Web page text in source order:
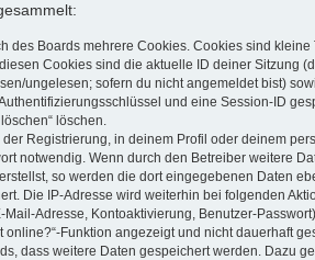
des Boards mehrere Cookies. Cookies sind
Cookies sind die aktuelle ID deiner Sitzung
ungelesen; sofern du nicht angemeldet bist)
und eine Session-ID
löschen.
Registrierung, in deinem Profil oder deinem
notwendig. Wenn durch den Betreiber weitere
so werden die dort eingegebenen Daten
Die IP-Adresse wird weiterhin bei folgenden
Adresse, Kontoaktivierung, Benutzer-
Funktion angezeigt und nicht dauerhaft
dass weitere Daten gespeichert werden. Dazu